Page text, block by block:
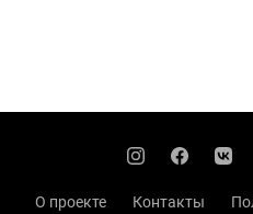
О проекте Контакты